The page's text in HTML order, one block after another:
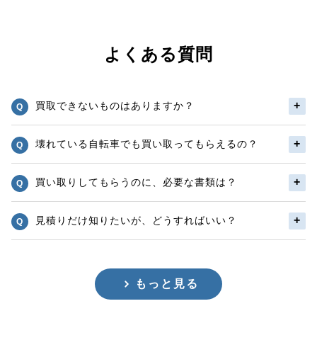
よくある質問
買取できないものはありますか？
壊れている自転車でも買い取ってもらえるの？
買い取りしてもらうのに、必要な書類は？
見積りだけ知りたいが、どうすればいい？
もっと見る